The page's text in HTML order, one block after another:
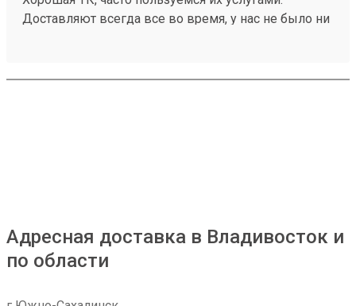
Доставляют всегда все во время, у нас не было ни
менеджеры оперативно отвечают. Нет навязанных
Адресная доставка в Владивосток и
по области